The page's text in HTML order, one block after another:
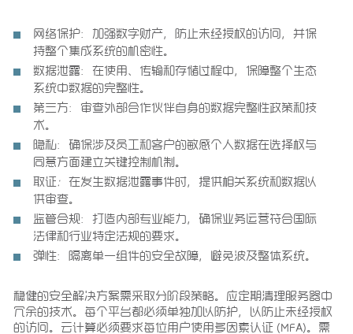
网络保护： 加强数字财产，防止未经授权的访问，并保
持整个集成系统的机密性。
数据泄露：在使用、传输和存储过程中，保障整个生态
系统中数据的完整性。
第三方： 审查外部合作伙伴自身的数据完整性政策和技
术。
隐私：确保涉及员工和客户的敏感个人数据在选择权与
同意方面建立关键控制机制。
取证 ： 在发生数据泄露事件时，提供相关系统和数据以
供审查。
监管合规： 打造内部专业能力，确保业务运营符合国际
法律和行业特定法规的要求。
弹性： 隔离单一组件的安全故障，避免波及整体系统。
稳健的安全解决方案需采取分阶段策略。应定期清理服务器中
冗余的技术。每个平台都必须单独加以防护，以防止未经授权
的访问。云计算必须要求每位用户使用多因素认证 (MFA)。需